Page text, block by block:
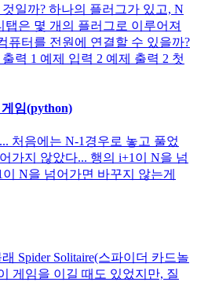
일까? 하나의 플러그가 있고, N
은 몇 개의 플러그로 이루어져
퓨터를 전원에 연결할 수 있을까?
력 1 예제 입력 2 예제 출력 2 첫
임(python)
처음에는 N-1경우로 놓고 풀었
가지 않았다... 행의 i+1이 N을 넘
N을 넘어가면 바꾸지 않는게
Spider Solitaire(스파이더 카드놀
게임을 이길 때도 있었지만, 질